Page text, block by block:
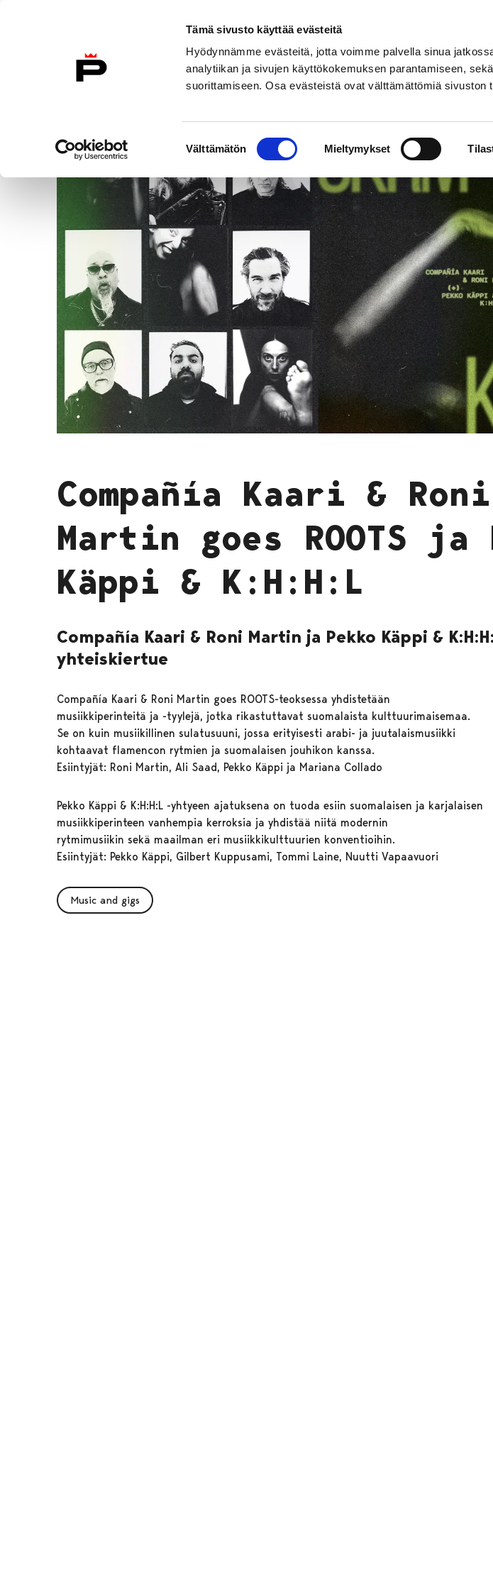
Tämä sivusto käyttää evästeitä
Hyödynnämme evästeitä, jotta voimme palvella sinua
analytiikan ja sivujen käyttökokemuksen parantamiseen,
suorittamiseen. Osa evästeistä ovat välttämättömiä sivuston
Välttämätön Mieltymykset
Compañía Kaari & Roni
Martin goes ROOTS ja
Käppi & K:H:H:L
Compañía Kaari & Roni Martin ja Pekko Käppi &
yhteiskiertue
Compañía Kaari & Roni Martin goes ROOTS-teoksessa yhdistetään
musiikkiperinteitä ja -tyylejä, jotka rikastuttavat suomalaista kulttuurimaisemaa.
Se on kuin musiikillinen sulatusuuni, jossa erityisesti arabi- ja juutalaismusiikki
kohtaavat flamencon rytmien ja suomalaisen jouhikon kanssa.
Esiintyjät: Roni Martin, Ali Saad, Pekko Käppi ja Mariana Collado
Pekko Käppi & K:H:H:L -yhtyeen ajatuksena on tuoda esiin suomalaisen ja karjalaisen
musiikkiperinteen vanhempia kerroksia ja yhdistää niitä modernin
rytmimusiikin sekä maailman eri musiikkikulttuurien konventioihin.
Esiintyjät: Pekko Käppi, Gilbert Kuppusami, Tommi Laine, Nuutti Vapaavuori
Music and gigs